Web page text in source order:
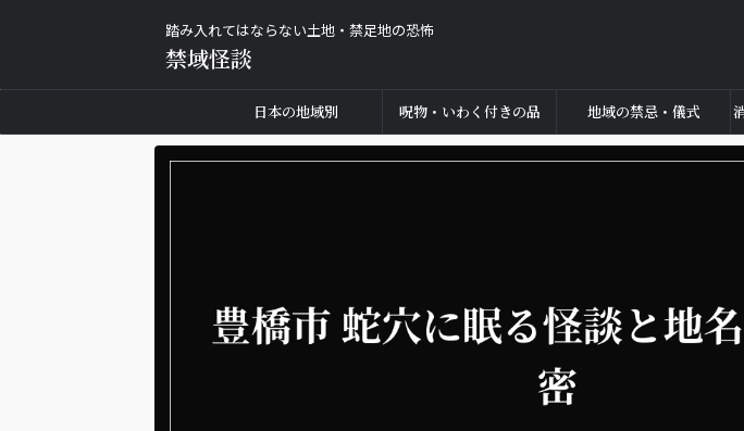
踏み入れてはならない土地・禁足地の恐怖
禁域怪談
日本の地域別 呪物・いわく付きの品 地域の禁忌・儀式